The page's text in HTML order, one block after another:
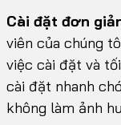
Cài đặt đơn
viên của chúng
việc cài đặt và
cài đặt nhanh
không làm ảnh